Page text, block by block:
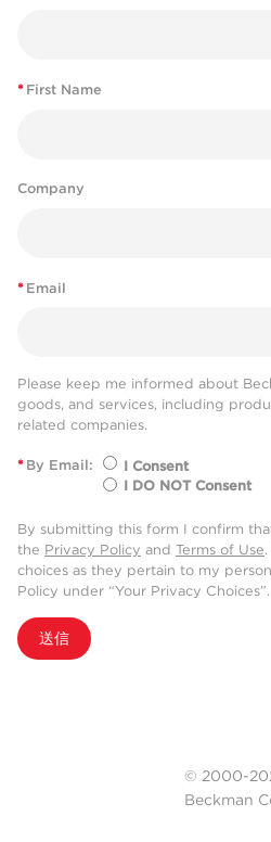
* First Name
Company
* Email
Please keep me informed about
goods, and services, including
related companies.
* By Email:
I Consent
I DO NOT Consent
By submitting this form I confirm
the Privacy Policy and Terms of Use
choices as they pertain to my
Policy under “Your Privacy Choices”.
送信
© 2000-
Beckman